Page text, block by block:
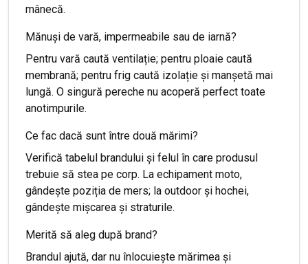
mânecă.
Mănuși de vară, impermeabile sau de iarnă?
Pentru vară caută ventilație; pentru ploaie caută
membrană; pentru frig caută izolație și manșetă mai
lungă. O singură pereche nu acoperă perfect toate
anotimpurile.
Ce fac dacă sunt între două mărimi?
Verifică tabelul brandului și felul în care produsul
trebuie să stea pe corp. La echipament moto,
gândește poziția de mers; la outdoor și hochei,
gândește mișcarea și straturile.
Merită să aleg după brand?
Brandul ajută, dar nu înlocuiește mărimea și